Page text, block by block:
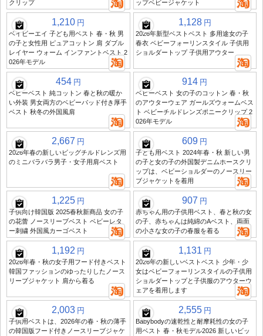
クリップ
ップベビージャケット
1,210 円
ベイビーエイ 子ども用ベスト 春・秋 男
の子と女性用 ピュアコットン 肩 ダブル
レイヤー ウォーム インファントベスト 2
026年モデル
1,128 円
2026年新型ベストベスト 多用途女の子
春衣 ベビーフォーリンスタイル 子供用
ショルダートップ 子供用アウター
454 円
ベビーベスト 純コットン 春と秋の暖か
い外装 男女両方のベビーパッド付き厚手
ベスト 秋冬の外国風肩
914 円
ベビーベスト 女の子のコットン 春・秋
のアウターウェア ガールズウォームベス
ト ベビーチルドレンズポニークリップ 2
026年モデル
2,667 円
2026年春の新しいビッグチルドレンズ用
のミニバラバラ男子・女子用肩ベスト
609 円
子ども用ベスト 2024年春・秋 新しい男
の子と女の子の外国製デニムホースクリ
ップは、ベビーショルダーのノースリー
ブジャケットを着用
1,225 円
子供向け韓国版 2025春秋新商品 女の子
の花蕾 ノースリーブベスト ベビーレタ
ー刺繍 外国風カーゴベスト
907 円
赤ちゃん用の子供用ベスト、春と秋の女
の子、赤ちゃんは純綿のAベスト、両面
の小さな女の子の春服を着る
1,192 円
2026年春・秋の女子用フード付きベスト
韓国ファッションのゆったりしたノース
リーブジャケット 肩から着る
1,131 円
2026年の新しいベストベスト 少年・少
女はベビーフォーリンスタイルの子供用
ショルダートップと子供服のアウターウ
ェアを着用します
2,003 円
子供用ベストは、2026年の春・秋の薄手
の韓国版フード付きノースリーブジャケ
2,555 円
Babybodyの速乾性と耐摩耗性の女の子
用ベスト 春・秋モデル2026 新しいビッ